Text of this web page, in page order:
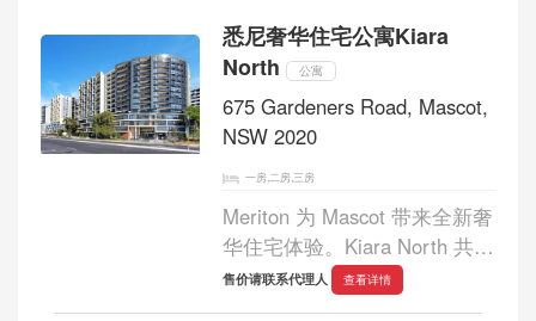
公司 HGA Studio 设计，并由
屡获殊荣的建筑...
悉尼奢华住宅公寓Kiara
North
公寓
675 Gardeners Road, Mascot,
NSW 2020
一房,二房,三房
Meriton 为 Mascot 带来全新奢
华住宅体验。Kiara North 共
13 层，坐拥一览无余的澳新军
团大桥、巴兰加鲁和悉尼中央
售价请联系代理人 查看详情